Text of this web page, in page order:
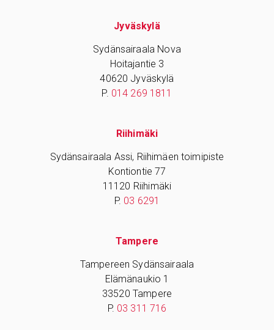
Jyväskylä
Sydänsairaala Nova
Hoitajantie 3
40620 Jyväskylä
P. 014 269 1811
Riihimäki
Sydänsairaala Assi, Riihimäen toimipiste
Kontiontie 77
11120 Riihimäki
P. 03 6291
Tampere
Tampereen Sydänsairaala
Elämänaukio 1
33520 Tampere
P. 03 311 716